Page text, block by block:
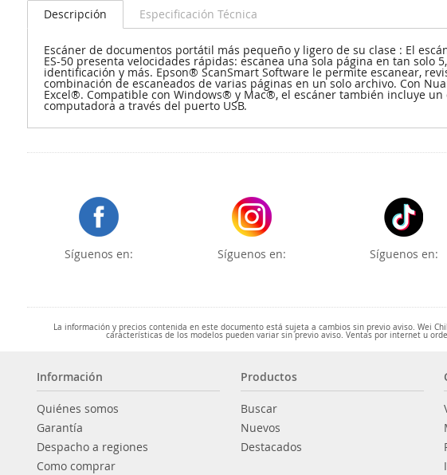
Descripción Especificación Técnica
Escáner de documentos portátil más pequeño y ligero de su clase : El
ES-50 presenta velocidades rápidas: escanea una sola página en tan
identificación y más. Epson® ScanSmart Software le permite escanear,
combinación de escaneados de varias páginas en un solo archivo. Con
Excel®. Compatible con Windows® y Mac®, el escáner también incluye
computadora a través del puerto USB.
Síguenos en: Síguenos en: Síguenos en:
La información y precios contenida en este documento está sujeta a cambios sin previo aviso. Wei
características de los modelos pueden variar sin previo aviso. Ventas por internet u
Información
Quiénes somos
Garantía
Despacho a regiones
Como comprar
Productos
Buscar
Nuevos
Destacados